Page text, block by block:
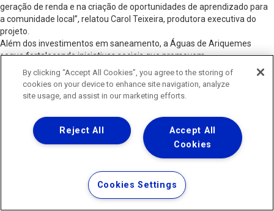
geração de renda e na criação de oportunidades de aprendizado para
a comunidade local”, relatou Carol Teixeira, produtora executiva do
projeto.
Além dos investimentos em saneamento, a Águas de Ariquemes
segue fortalecendo iniciativas sociais que promovem
desenvolvimento, qualificação profissional e geração de
oportunidades. O Cozinha de Talentos representa esse compromisso
ao transformar conhecimento em novas perspectivas para dezenas
“Esse é o pilar social da Águas de Ariquemes, que vai muito além da
operação de água, já universalizada na nossa cidade, e do
esgotamento sanitário, que não para de crescer e já atingiu 33% de
cobertura. Vamos juntos no desenvolvimento da nossa cidade, com o
demais ações sociais em nosso município”, afirmou Carolina Gregório,
diretora-presidente da Águas de Ariquemes.
By clicking “Accept All Cookies”, you agree to the storing of
cookies on your device to enhance site navigation, analyze
site usage, and assist in our marketing efforts.
Accept All
Cookies
Reject All
Cookies Settings